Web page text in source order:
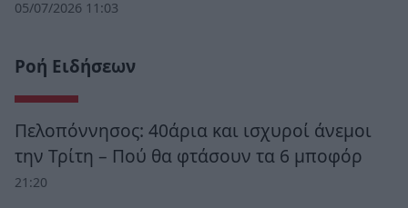
05/07/2026 11:03
Ροή Ειδήσεων
Πελοπόννησος: 40άρια και ισχυροί άνεμοι
την Τρίτη – Πού θα φτάσουν τα 6 μποφόρ
21:20